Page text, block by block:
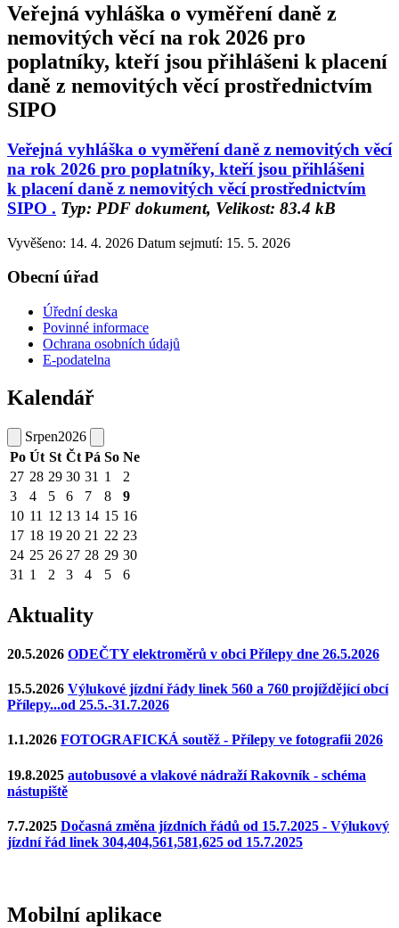
Veřejná vyhláška o vyměření daně z
nemovitých věcí na rok 2026 pro
poplatníky, kteří jsou přihlášeni k placení
daně z nemovitých věcí prostřednictvím
SIPO
Veřejná vyhláška o vyměření daně z nemovitých věcí
na rok 2026 pro poplatníky, kteří jsou přihlášeni
k placení daně z nemovitých věcí prostřednictvím
SIPO . Typ: PDF dokument, Velikost: 83.4 kB
Vyvěšeno: 14. 4. 2026 Datum sejmutí: 15. 5. 2026
Obecní úřad
Úřední deska
Povinné informace
Ochrana osobních údajů
E-podatelna
Kalendář
Srpen2026
Po Út St Čt Pá So Ne
27 28 29 30 31 1
2
3
4 5 6 7 8
9
10 11 12 13 14 15 16
17 18 19 20 21 22 23
24 25 26 27 28 29 30
31 1 2 3 4 5 6
Aktuality
20.5.2026 ODEČTY elektroměrů v obci Přílepy dne 26.5.2026
15.5.2026 Výlukové jízdní řády linek 560 a 760 projíždějící obcí
Přílepy...od 25.5.-31.7.2026
1.1.2026 FOTOGRAFICKÁ soutěž - Přílepy ve fotografii 2026
19.8.2025 autobusové a vlakové nádraží Rakovník - schéma
nástupiště
7.7.2025 Dočasná změna jízdních řádů od 15.7.2025 - Výlukový
jízdní řád linek 304,404,561,581,625 od 15.7.2025
Mobilní aplikace